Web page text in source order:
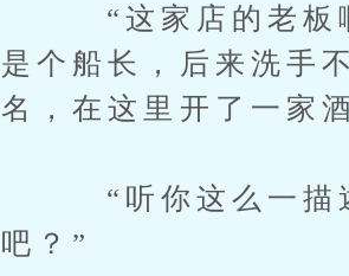
“这家店的老板啊
是个船长，后来洗手
名，在这里开了一家
“听你这么一描述
吧？”